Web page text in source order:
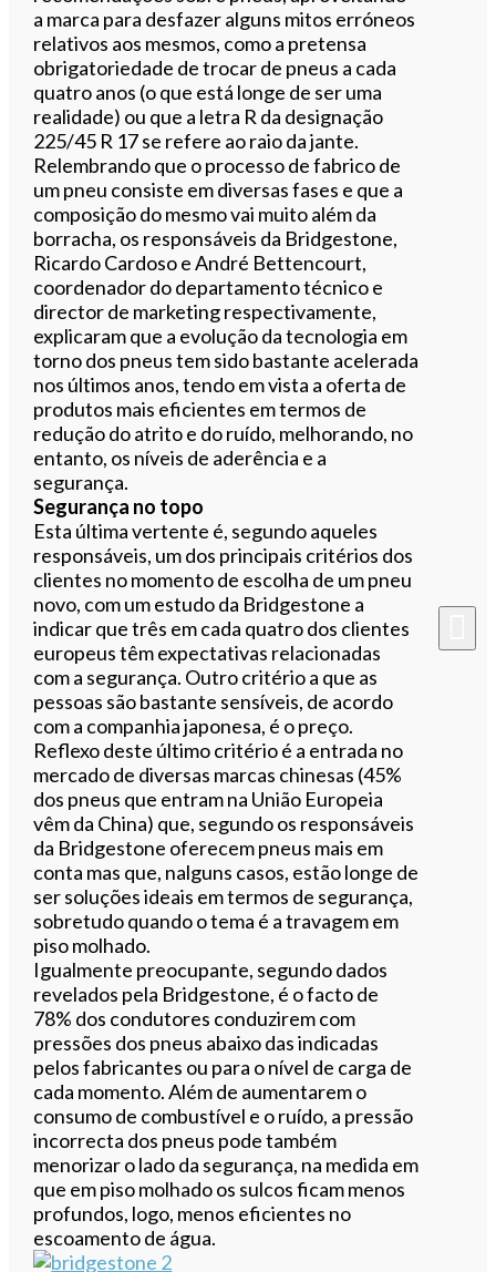
a marca para desfazer alguns mitos erróneos
relativos aos mesmos, como a pretensa
obrigatoriedade de trocar de pneus a cada
quatro anos (o que está longe de ser uma
realidade) ou que a letra R da designação
225/45 R 17 se refere ao raio da jante.
Relembrando que o processo de fabrico de
um pneu consiste em diversas fases e que a
composição do mesmo vai muito além da
borracha, os responsáveis da Bridgestone,
Ricardo Cardoso e André Bettencourt,
coordenador do departamento técnico e
director de marketing respectivamente,
explicaram que a evolução da tecnologia em
torno dos pneus tem sido bastante acelerada
nos últimos anos, tendo em vista a oferta de
produtos mais eficientes em termos de
redução do atrito e do ruído, melhorando, no
entanto, os níveis de aderência e a
segurança.
Segurança no topo
Esta última vertente é, segundo aqueles
responsáveis, um dos principais critérios dos
clientes no momento de escolha de um pneu
novo, com um estudo da Bridgestone a
indicar que três em cada quatro dos clientes
europeus têm expectativas relacionadas
com a segurança. Outro critério a que as
pessoas são bastante sensíveis, de acordo
com a companhia japonesa, é o preço.
Reflexo deste último critério é a entrada no
mercado de diversas marcas chinesas (45%
dos pneus que entram na União Europeia
vêm da China) que, segundo os responsáveis
da Bridgestone oferecem pneus mais em
conta mas que, nalguns casos, estão longe de
ser soluções ideais em termos de segurança,
sobretudo quando o tema é a travagem em
piso molhado.
Igualmente preocupante, segundo dados
revelados pela Bridgestone, é o facto de
78% dos condutores conduzirem com
pressões dos pneus abaixo das indicadas
pelos fabricantes ou para o nível de carga de
cada momento. Além de aumentarem o
consumo de combustível e o ruído, a pressão
incorrecta dos pneus pode também
menorizar o lado da segurança, na medida em
que em piso molhado os sulcos ficam menos
profundos, logo, menos eficientes no
escoamento de água.